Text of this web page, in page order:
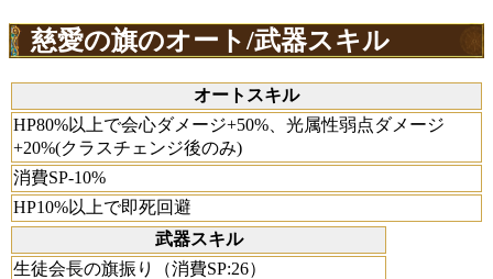
慈愛の旗のオート/武器スキル
オートスキル
HP80%以上で会心ダメージ+50%、光属性弱点ダメージ
+20%(クラスチェンジ後のみ)
消費SP-10%
HP10%以上で即死回避
武器スキル
生徒会長の旗振り（消費SP:26）